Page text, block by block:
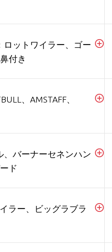
ロットワイラー、ゴー
付き
、AMSTAFF、
、バーナーセネンハン
ド
ラー、ビッグラブラ